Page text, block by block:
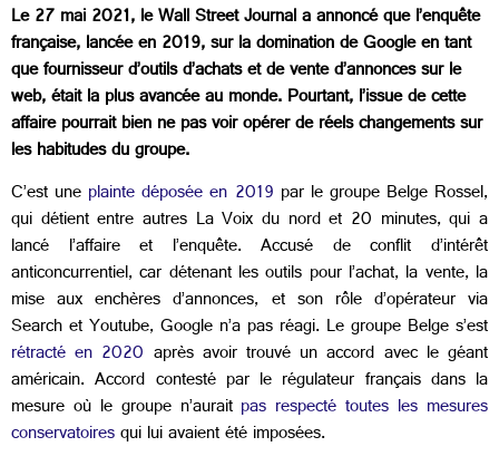
Le 27 mai 2021, le Wall Street Journal a annoncé que l’enquête
française, lancée en 2019, sur la domination de Google en tant
que fournisseur d’outils d’achats et de vente d’annonces sur le
web, était la plus avancée au monde. Pourtant, l’issue de cette
affaire pourrait bien ne pas voir opérer de réels changements sur
les habitudes du groupe.
C’est une plainte déposée en 2019 par le groupe Belge Rossel,
qui détient entre autres La Voix du nord et 20 minutes, qui a
lancé l’affaire et l’enquête. Accusé de conflit d’intérêt
anticoncurrentiel, car détenant les outils pour l’achat, la vente, la
mise aux enchères d’annonces, et son rôle d’opérateur via
Search et Youtube, Google n’a pas réagi. Le groupe Belge s’est
rétracté en 2020 après avoir trouvé un accord avec le géant
américain. Accord contesté par le régulateur français dans la
mesure où le groupe n’aurait pas respecté toutes les mesures
conservatoiresqui lui avaient été imposées.